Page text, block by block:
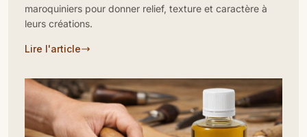
maroquiniers pour donner relief, texture et caractère à
leurs créations.
Lire l'article